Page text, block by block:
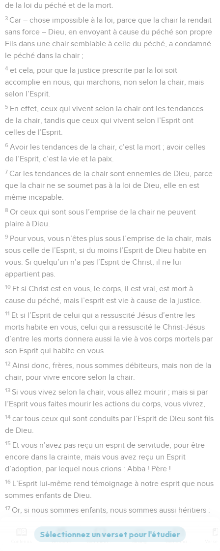
de la loi du péché et de la mort.
3 Car – chose impossible à la loi, parce que la chair la rendait
sans force – Dieu, en envoyant à cause du péché son propre
Fils dans une chair semblable à celle du péché, a condamné
le péché dans la chair ;
4 et cela, pour que la justice prescrite par la loi soit
accomplie en nous, qui marchons, non selon la chair, mais
selon l’Esprit.
5 En effet, ceux qui vivent selon la chair ont les tendances
de la chair, tandis que ceux qui vivent selon l’Esprit ont
celles de l’Esprit.
6 Avoir les tendances de la chair, c’est la mort ; avoir celles
de l’Esprit, c’est la vie et la paix.
7 Car les tendances de la chair sont ennemies de Dieu, parce
que la chair ne se soumet pas à la loi de Dieu, elle en est
même incapable.
8 Or ceux qui sont sous l’emprise de la chair ne peuvent
plaire à Dieu.
9 Pour vous, vous n’êtes plus sous l’emprise de la chair, mais
sous celle de l’Esprit, si du moins l’Esprit de Dieu habite en
vous. Si quelqu’un n’a pas l’Esprit de Christ, il ne lui
appartient pas.
10 Et si Christ est en vous, le corps, il est vrai, est mort à
cause du péché, mais l’esprit est vie à cause de la justice.
11 Et si l’Esprit de celui qui a ressuscité Jésus d’entre les
morts habite en vous, celui qui a ressuscité le Christ-Jésus
d’entre les morts donnera aussi la vie à vos corps mortels par
son Esprit qui habite en vous.
12 Ainsi donc, frères, nous sommes débiteurs, mais non de la
chair, pour vivre encore selon la chair.
13 Si vous vivez selon la chair, vous allez mourir ; mais si par
l’Esprit vous faites mourir les actions du corps, vous vivrez,
14 car tous ceux qui sont conduits par l’Esprit de Dieu sont fils
de Dieu.
15 Et vous n’avez pas reçu un esprit de servitude, pour être
encore dans la crainte, mais vous avez reçu un Esprit
d’adoption, par lequel nous crions : Abba ! Père !
16 L’Esprit lui-même rend témoignage à notre esprit que nous
sommes enfants de Dieu.
17 Or, si nous sommes enfants, nous sommes aussi héritiers :
souffrons avec lui, afin d’être aussi glorifiés avec lui.
Versions Commentaires Strong